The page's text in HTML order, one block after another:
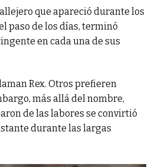
que apareció durante los
paso de los días, terminó
en cada una de sus
Rex. Otros prefieren
más allá del nombre,
de las labores se convirtió
durante las largas